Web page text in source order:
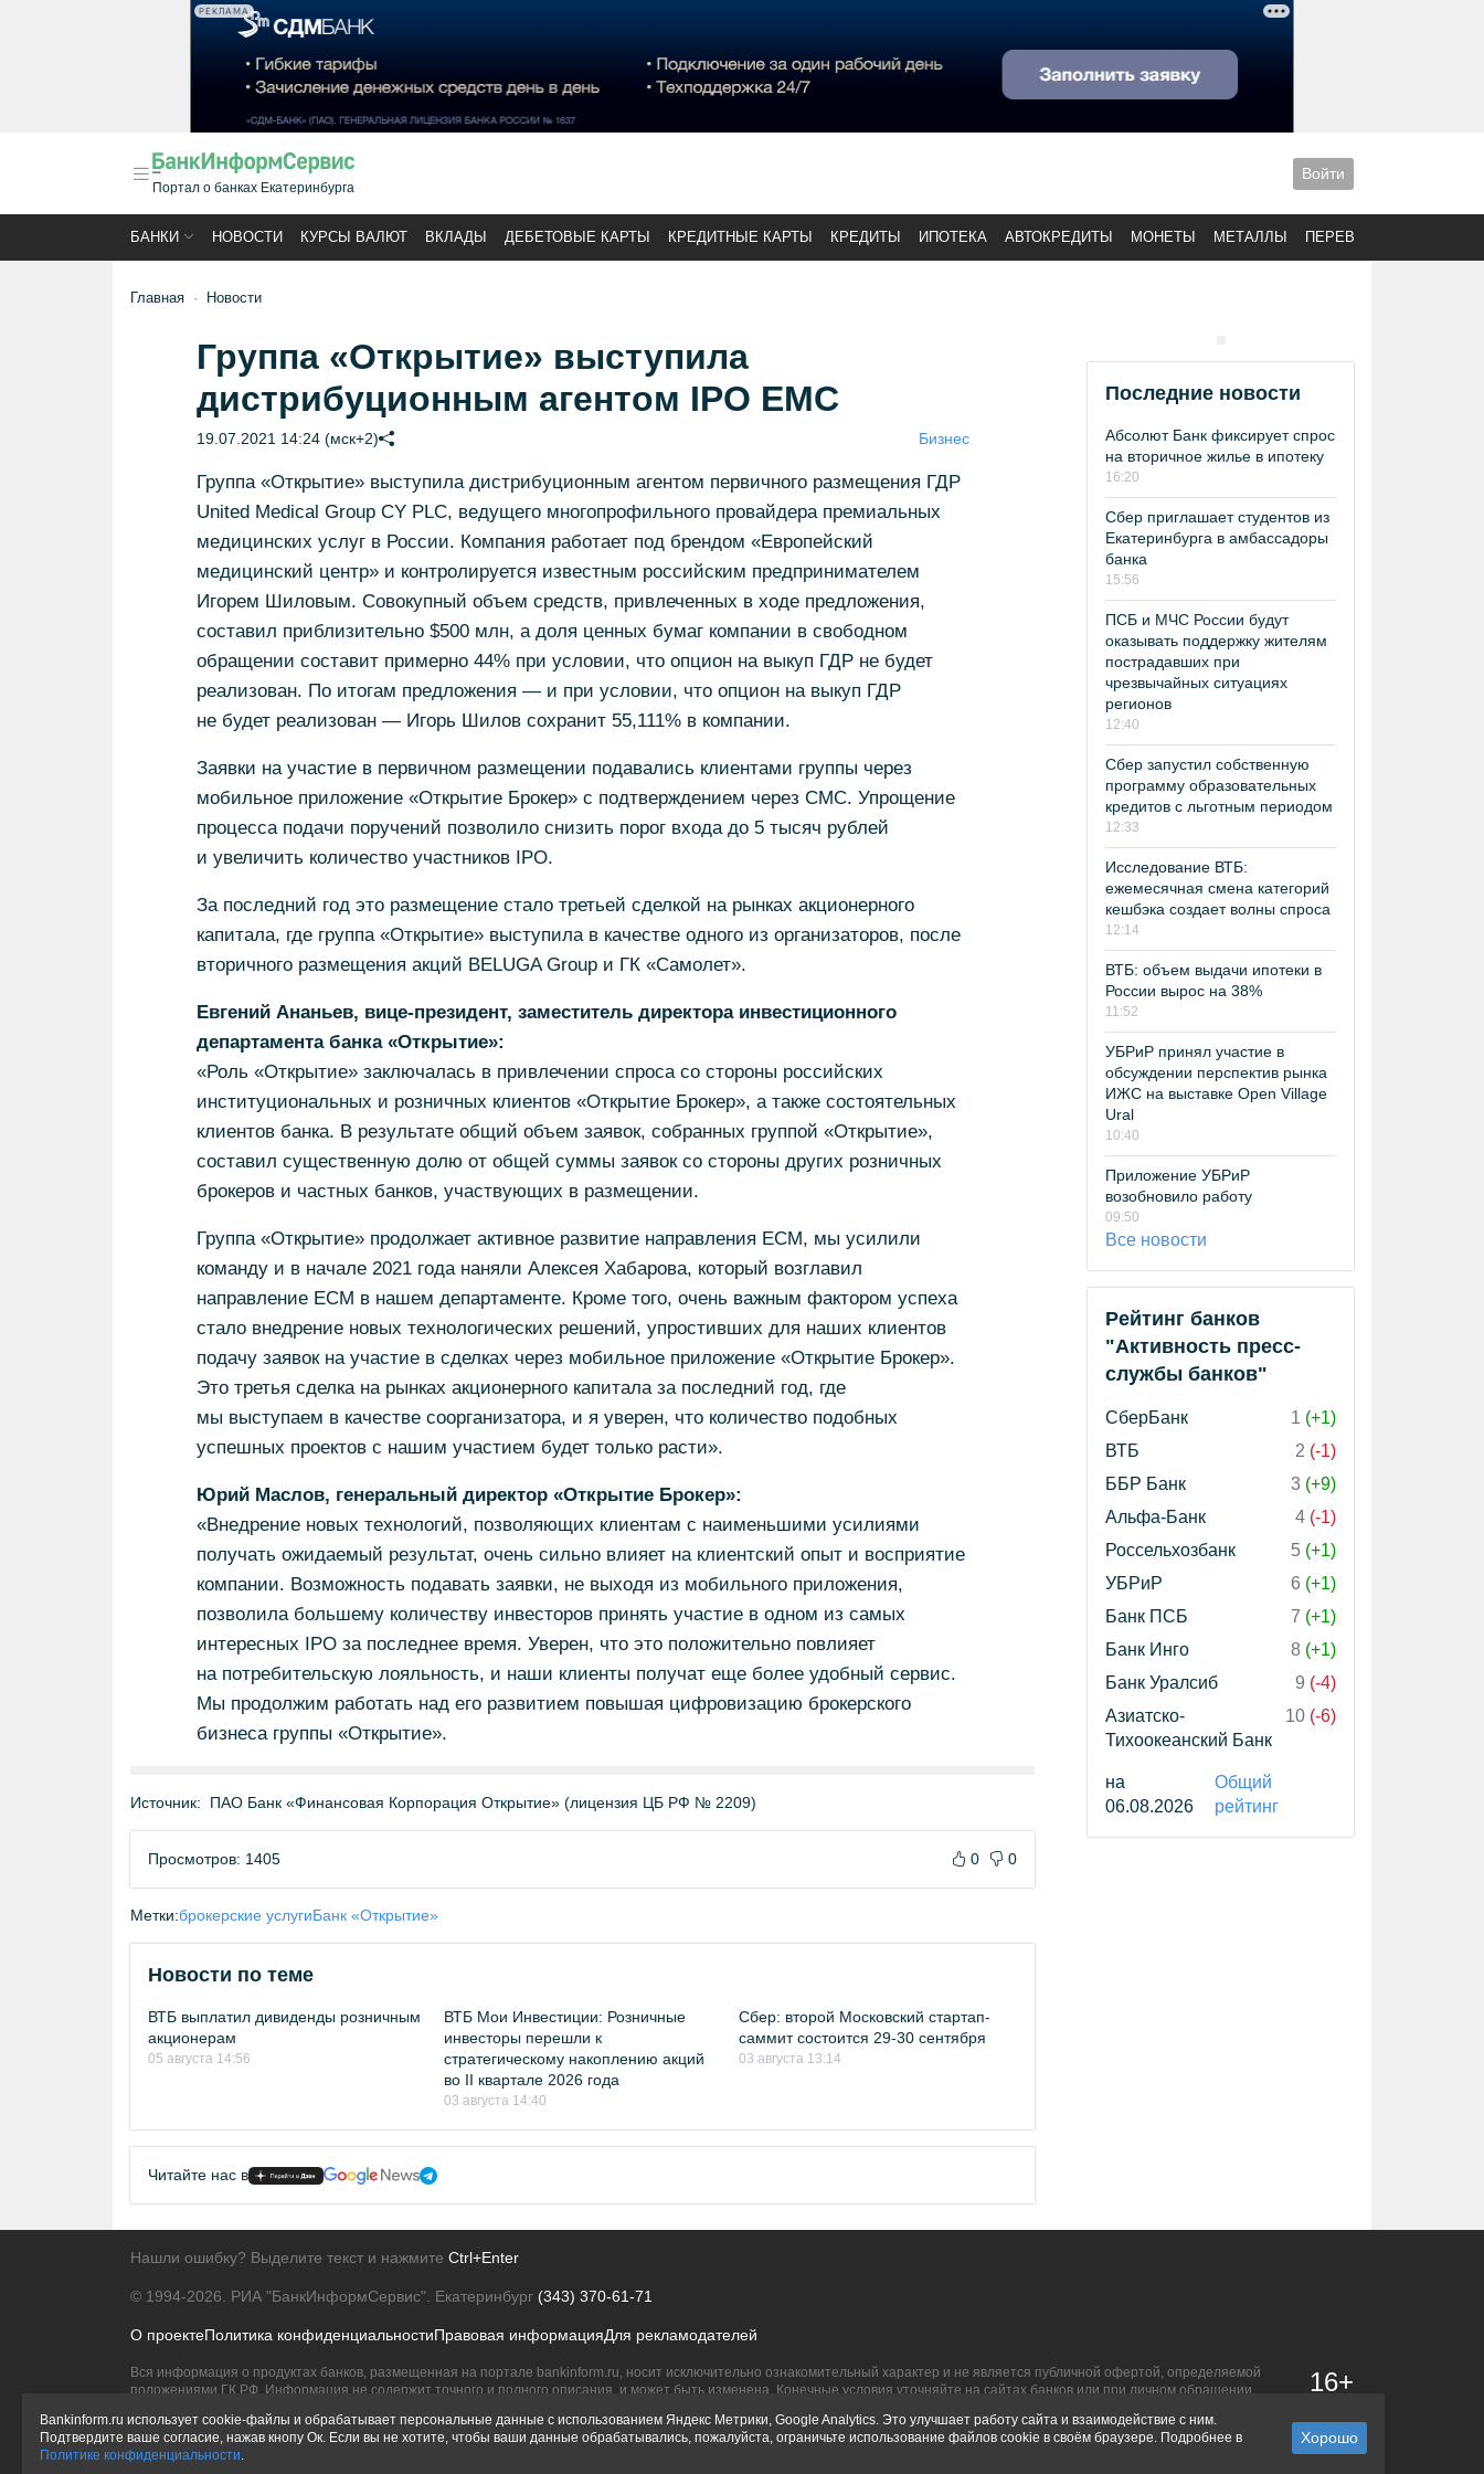
РЕКЛАМА
Портал о банках Екатеринбурга
Войти
БАНКИ НОВОСТИ КУРСЫ ВАЛЮТ ВКЛАДЫ ДЕБЕТОВЫЕ КАРТЫ КРЕДИТНЫЕ КАРТЫ КРЕДИТЫ ИПОТЕКА АВТОКРЕДИТЫ МОНЕТЫ МЕТАЛЛЫ ПЕРЕВОДЫ
Главная Новости
Группа «Открытие» выступила
дистрибуционным агентом IPO EMC
19.07.2021 14:24 (мск+2) Бизнес
Группа «Открытие» выступила дистрибуционным агентом первичного размещения ГДР
United Medical Group CY PLC, ведущего многопрофильного провайдера премиальных
медицинских услуг в России. Компания работает под брендом «Европейский
медицинский центр» и контролируется известным российским предпринимателем
Игорем Шиловым. Совокупный объем средств, привлеченных в ходе предложения,
составил приблизительно $500 млн, а доля ценных бумаг компании в свободном
обращении составит примерно 44% при условии, что опцион на выкуп ГДР не будет
реализован. По итогам предложения — и при условии, что опцион на выкуп ГДР
не будет реализован — Игорь Шилов сохранит 55,111% в компании.
Заявки на участие в первичном размещении подавались клиентами группы через
мобильное приложение «Открытие Брокер» с подтверждением через СМС. Упрощение
процесса подачи поручений позволило снизить порог входа до 5 тысяч рублей
и увеличить количество участников IPO.
За последний год это размещение стало третьей сделкой на рынках акционерного
капитала, где группа «Открытие» выступила в качестве одного из организаторов, после
вторичного размещения акций BELUGA Group и ГК «Самолет».
Евгений Ананьев, вице-президент, заместитель директора инвестиционного
департамента банка «Открытие»:
«Роль «Открытие» заключалась в привлечении спроса со стороны российских
институциональных и розничных клиентов «Открытие Брокер», а также состоятельных
клиентов банка. В результате общий объем заявок, собранных группой «Открытие»,
составил существенную долю от общей суммы заявок со стороны других розничных
брокеров и частных банков, участвующих в размещении.
Группа «Открытие» продолжает активное развитие направления ECM, мы усилили
команду и в начале 2021 года наняли Алексея Хабарова, который возглавил
направление ECM в нашем департаменте. Кроме того, очень важным фактором успеха
стало внедрение новых технологических решений, упростивших для наших клиентов
подачу заявок на участие в сделках через мобильное приложение «Открытие Брокер».
Это третья сделка на рынках акционерного капитала за последний год, где
мы выступаем в качестве соорганизатора, и я уверен, что количество подобных
успешных проектов с нашим участием будет только расти».
Юрий Маслов, генеральный директор «Открытие Брокер»:
«Внедрение новых технологий, позволяющих клиентам с наименьшими усилиями
получать ожидаемый результат, очень сильно влияет на клиентский опыт и восприятие
компании. Возможность подавать заявки, не выходя из мобильного приложения,
позволила большему количеству инвесторов принять участие в одном из самых
интересных IPO за последнее время. Уверен, что это положительно повлияет
на потребительскую лояльность, и наши клиенты получат еще более удобный сервис.
Мы продолжим работать над его развитием повышая цифровизацию брокерского
бизнеса группы «Открытие».
Источник: ПАО Банк «Финансовая Корпорация Открытие» (лицензия ЦБ РФ № 2209)
Просмотров: 1405 0 0
Метки:брокерские услугиБанк «Открытие»
Новости по теме
ВТБ выплатил дивиденды розничным
акционерам
05 августа 14:56
ВТБ Мои Инвестиции: Розничные
инвесторы перешли к
стратегическому накоплению акций
во II квартале 2026 года
03 августа 14:40
Сбер: второй Московский стартап-
саммит состоится 29-30 сентября
03 августа 13:14
Читайте нас в
Последние новости
Абсолют Банк фиксирует спрос
на вторичное жилье в ипотеку
16:20
Сбер приглашает студентов из
Екатеринбурга в амбассадоры
банка
15:56
ПСБ и МЧС России будут
оказывать поддержку жителям
пострадавших при
чрезвычайных ситуациях
регионов
12:40
Сбер запустил собственную
программу образовательных
кредитов с льготным периодом
12:33
Исследование ВТБ:
ежемесячная смена категорий
кешбэка создает волны спроса
12:14
ВТБ: объем выдачи ипотеки в
России вырос на 38%
11:52
УБРиР принял участие в
обсуждении перспектив рынка
ИЖС на выставке Open Village
Ural
10:40
Приложение УБРиР
возобновило работу
09:50
Все новости
Рейтинг банков
"Активность пресс-
службы банков"
СберБанк 1 (+1)
ВТБ
2 (-1)
ББР Банк
3 (+9)
Альфа-Банк
4 (-1)
Россельхозбанк
5 (+1)
УБРиР
6 (+1)
Банк ПСБ
7 (+1)
Банк Инго
8 (+1)
Банк Уралсиб
9 (-4)
Азиатско-
Тихоокеанский Банк
10 (-6)
на
06.08.2026
Общий
рейтинг
Нашли ошибку? Выделите текст и нажмите Ctrl+Enter
© 1994-2026. РИА "БанкИнформСервис". Екатеринбург (343) 370-61-71
О проектеПолитика конфиденциальностиПравовая информацияДля рекламодателей
Вся информация о продуктах банков, размещенная на портале bankinform.ru, носит исключительно ознакомительный характер и не является публичной офертой, определяемой
положениями ГК РФ. Информация не содержит точного и полного описания, и может быть изменена. Конечные условия уточняйте на сайтах банков или при личном обращении.
16+
Bankinform.ru использует cookie-файлы и обрабатывает персональные данные с использованием Яндекс Метрики, Google Analytics. Это улучшает работу сайта и взаимодействие с ним.
Подтвердите ваше согласие, нажав кнопу Ок. Если вы не хотите, чтобы ваши данные обрабатывались, пожалуйста, ограничьте использование файлов cookie в своём браузере. Подробнее в
Политике конфиденциальности.